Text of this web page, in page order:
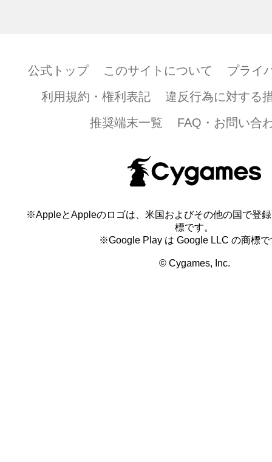
公式トップ このサイトについて
プライ
利用規約・権利表記
違反行為に対する
推奨端末一覧
FAQ・お問い合
※AppleとAppleのロゴは、米国およびその他の国で登
標です。
※Google Play は Google LLC の商標で
© Cygames, Inc.